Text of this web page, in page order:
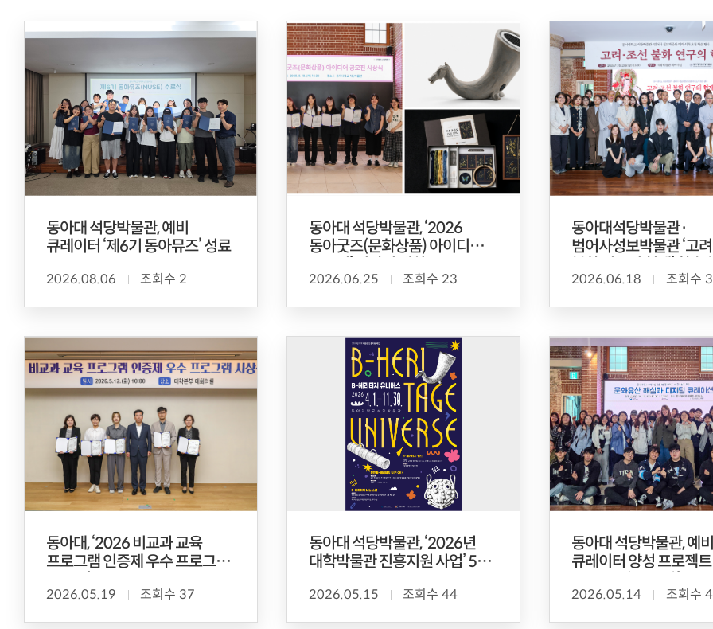
동아대 석당박물관, 예비
큐레이터 ‘제6기 동아뮤즈’ 성료
2026.08.06 조회수 2
동아대 석당박물관, ‘2026
동아굿즈(문화상품) 아이디어
2026.06.25 조회수 23
동아대석당박물관·
범어사성보박물관 ‘고
성료
2026.06.18 조회수
동아대, ‘2026 비교과 교육
프로그램 인증제 우수 프로그램
2026.05.19 조회수 37
동아대 석당박물관, ‘2026년
대학박물관 진흥지원 사업’ 5년
2026.05.15 조회수 44
동아대 석당박물관, 예
큐레이터 양성 프로젝
2026.05.14 조회수